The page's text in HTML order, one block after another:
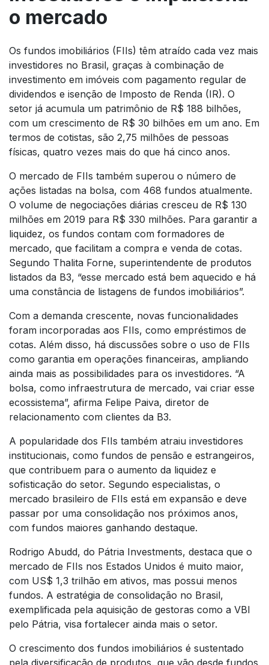
o mercado
Os fundos imobiliários (FIIs) têm atraído cada vez mais
investidores no Brasil, graças à combinação de
investimento em imóveis com pagamento regular de
dividendos e isenção de Imposto de Renda (IR). O
setor já acumula um patrimônio de R$ 188 bilhões,
com um crescimento de R$ 30 bilhões em um ano. Em
termos de cotistas, são 2,75 milhões de pessoas
físicas, quatro vezes mais do que há cinco anos.
O mercado de FIIs também superou o número de
ações listadas na bolsa, com 468 fundos atualmente.
O volume de negociações diárias cresceu de R$ 130
milhões em 2019 para R$ 330 milhões. Para garantir a
liquidez, os fundos contam com formadores de
mercado, que facilitam a compra e venda de cotas.
Segundo Thalita Forne, superintendente de produtos
listados da B3, “esse mercado está bem aquecido e há
uma constância de listagens de fundos imobiliários”.
Com a demanda crescente, novas funcionalidades
foram incorporadas aos FIIs, como empréstimos de
cotas. Além disso, há discussões sobre o uso de FIIs
como garantia em operações financeiras, ampliando
ainda mais as possibilidades para os investidores. “A
bolsa, como infraestrutura de mercado, vai criar esse
ecossistema”, afirma Felipe Paiva, diretor de
relacionamento com clientes da B3.
A popularidade dos FIIs também atraiu investidores
institucionais, como fundos de pensão e estrangeiros,
que contribuem para o aumento da liquidez e
sofisticação do setor. Segundo especialistas, o
mercado brasileiro de FIIs está em expansão e deve
passar por uma consolidação nos próximos anos,
com fundos maiores ganhando destaque.
Rodrigo Abudd, do Pátria Investments, destaca que o
mercado de FIIs nos Estados Unidos é muito maior,
com US$ 1,3 trilhão em ativos, mas possui menos
fundos. A estratégia de consolidação no Brasil,
exemplificada pela aquisição de gestoras como a VBI
pelo Pátria, visa fortalecer ainda mais o setor.
O crescimento dos fundos imobiliários é sustentado
pela diversificação de produtos, que vão desde fundos